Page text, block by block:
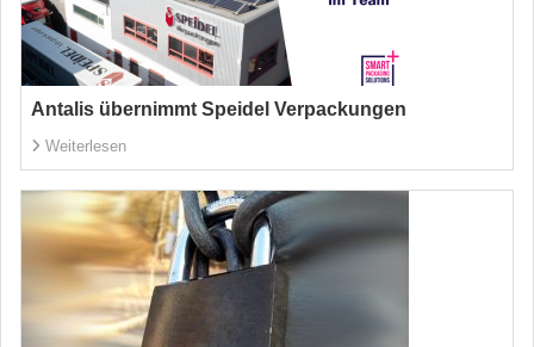
Antalis übernimmt Speidel Verpackungen
Weiterlesen